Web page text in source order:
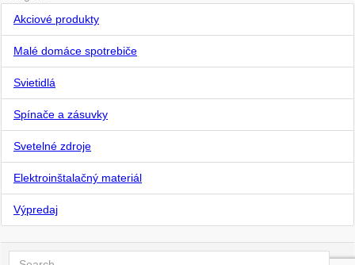
Akciové produkty
Malé domáce spotrebiče
Svietidlá
Spínače a zásuvky
Svetelné zdroje
Elektroinštalačný materiál
Výpredaj